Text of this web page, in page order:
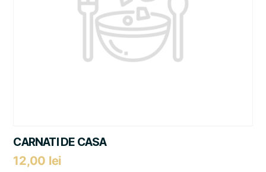
CARNATI DE CASA
12,00 lei